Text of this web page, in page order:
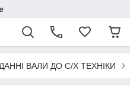
ВАЛИ ДО С/Х ТЕХНІКИ